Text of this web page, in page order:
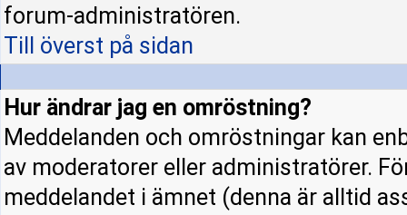
forum-administratören.
Till överst på sidan
Hur ändrar jag en omröstning?
Meddelanden och omröstningar kan
av moderatorer eller administratörer.
meddelandet i ämnet (denna är alltid